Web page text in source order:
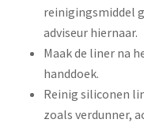
reinigingsmiddel
adviseur hiernaar.
Maak de liner na
handdoek.
Reinig siliconen
zoals verdunner,